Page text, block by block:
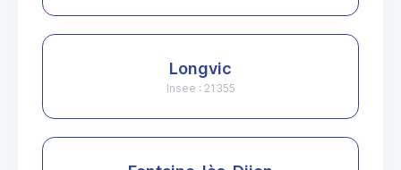
Longvic
Insee : 21355